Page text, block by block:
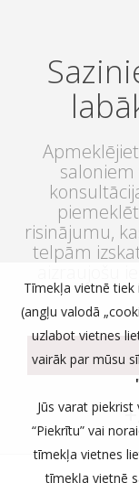
saloniem
risinājumu,
telpām
Tīmekļa vietnē
(angļu valodā
uzlabot vietnes
vairāk par mūsu
Jūs varat
“Piekrītu” vai
tīmekļa vietnes
tīmekļa vietnē